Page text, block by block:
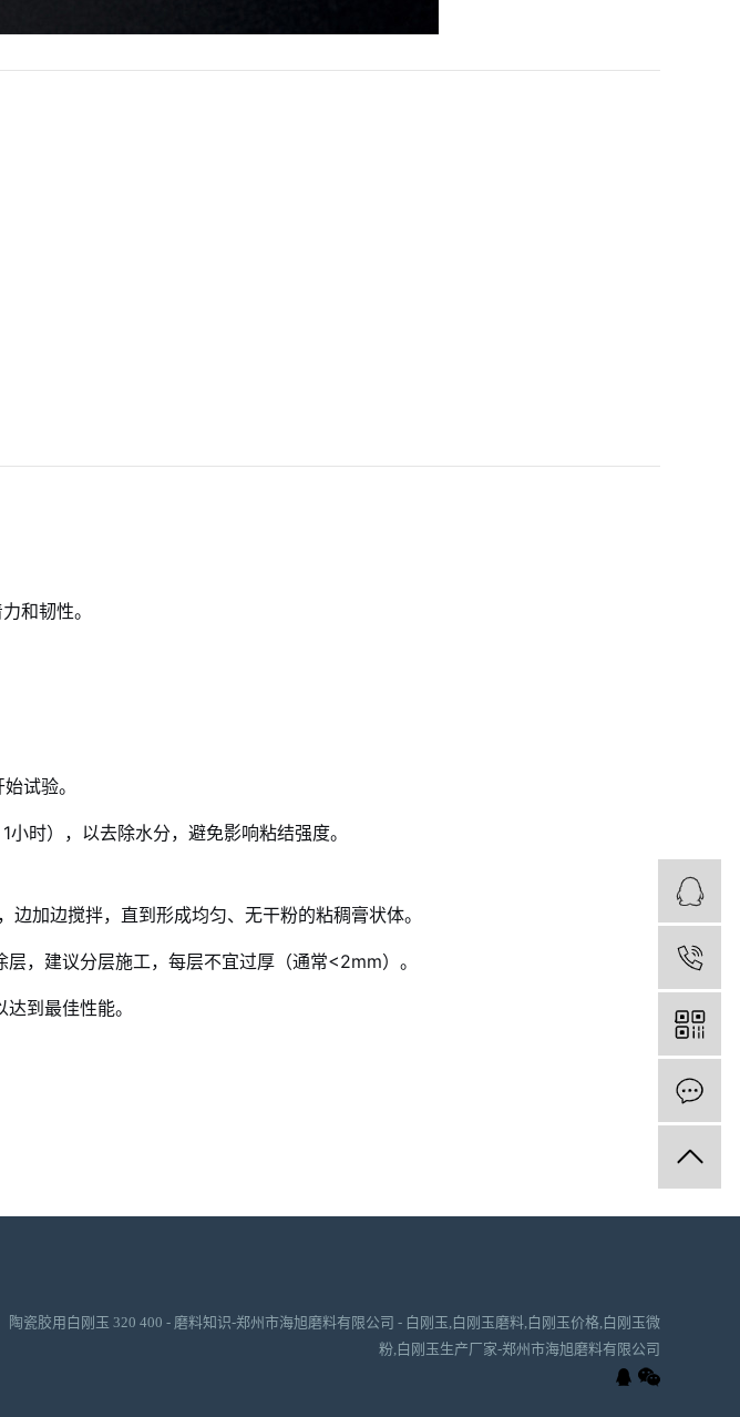
和韧性。
试验。
时），以去除水分，避免影响粘结强度。
加边搅拌，直到形成均匀、无干粉的粘稠膏状体。
，建议分层施工，每层不宜过厚（通常<2mm）。
到最佳性能。
陶瓷胶用白刚玉 320 400 - 磨料知识-郑州市海旭磨料有限公司 - 白刚玉,白刚玉磨料,白刚玉价格,白刚玉微
粉,白刚玉生产厂家-郑州市海旭磨料有限公司